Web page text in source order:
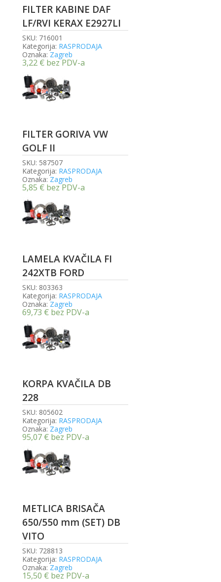
FILTER KABINE DAF
LF/RVI KERAX E2927LI
SKU: 716001
Kategorija: RASPRODAJA
Oznaka: Zagreb
3,22 € bez PDV-a
FILTER GORIVA VW
GOLF II
SKU: 587507
Kategorija: RASPRODAJA
Oznaka: Zagreb
5,85 € bez PDV-a
LAMELA KVAČILA FI
242XTB FORD
SKU: 803363
Kategorija: RASPRODAJA
Oznaka: Zagreb
69,73 € bez PDV-a
KORPA KVAČILA DB
228
SKU: 805602
Kategorija: RASPRODAJA
Oznaka: Zagreb
95,07 € bez PDV-a
METLICA BRISAČA
650/550 mm (SET) DB
VITO
SKU: 728813
Kategorija: RASPRODAJA
Oznaka: Zagreb
15,50 € bez PDV-a